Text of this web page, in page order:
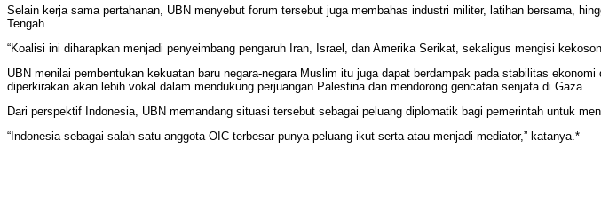
Selain kerja sama pertahanan, UBN menyebut forum tersebut juga membahas industri militer, latihan bersama,
Tengah.
“Koalisi ini diharapkan menjadi penyeimbang pengaruh Iran, Israel, dan Amerika Serikat, sekaligus mengisi
UBN menilai pembentukan kekuatan baru negara-negara Muslim itu juga dapat berdampak pada stabilitas
diperkirakan akan lebih vokal dalam mendukung perjuangan Palestina dan mendorong gencatan senjata di Gaza.
Dari perspektif Indonesia, UBN memandang situasi tersebut sebagai peluang diplomatik bagi pemerintah untuk
“Indonesia sebagai salah satu anggota OIC terbesar punya peluang ikut serta atau menjadi mediator,” katanya.*